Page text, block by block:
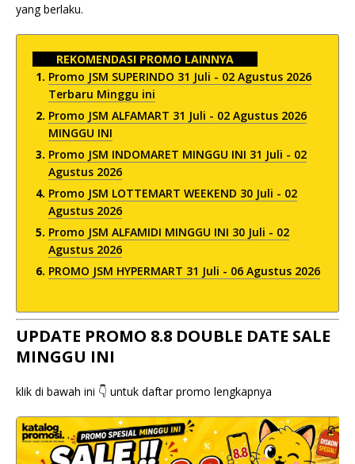
yang berlaku.
REKOMENDASI PROMO LAINNYA
Promo JSM SUPERINDO 31 Juli - 02 Agustus 2026
Terbaru Minggu ini
Promo JSM ALFAMART 31 Juli - 02 Agustus 2026
MINGGU INI
Promo JSM INDOMARET MINGGU INI 31 Juli - 02
Agustus 2026
Promo JSM LOTTEMART WEEKEND 30 Juli - 02
Agustus 2026
Promo JSM ALFAMIDI MINGGU INI 30 Juli - 02
Agustus 2026
PROMO JSM HYPERMART 31 Juli - 06 Agustus 2026
UPDATE PROMO 8.8 DOUBLE DATE SALE
MINGGU INI
klik di bawah ini 👇 untuk daftar promo lengkapnya